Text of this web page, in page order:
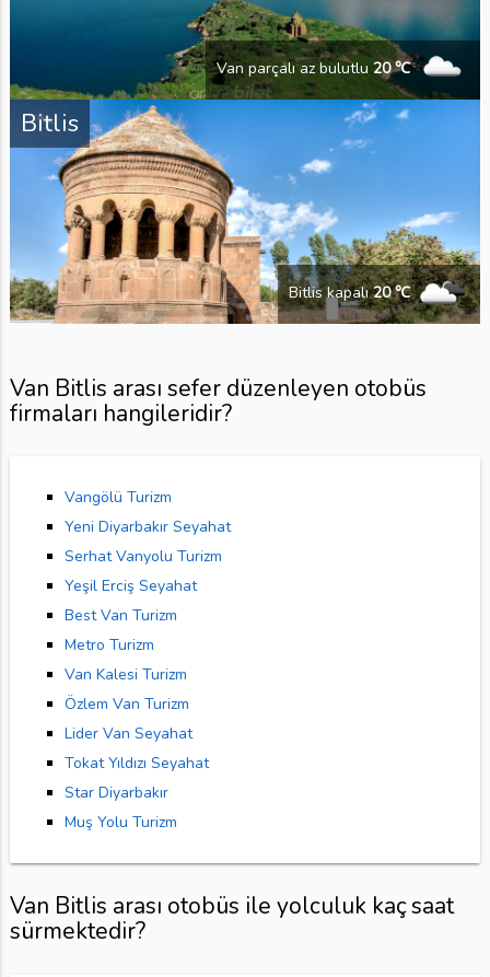
Van parçalı az bulutlu 20 ℃
Bitlis
Bitlis kapalı20 ℃
Van Bitlis arası sefer düzenleyen otobüs
firmaları hangileridir?
Vangölü Turizm
Yeni Diyarbakır Seyahat
Serhat Vanyolu Turizm
Yeşil Erciş Seyahat
Best Van Turizm
Metro Turizm
Van Kalesi Turizm
Özlem Van Turizm
Lider Van Seyahat
Tokat Yıldızı Seyahat
Star Diyarbakır
Muş Yolu Turizm
Van Bitlis arası otobüs ile yolculuk kaç saat
sürmektedir?